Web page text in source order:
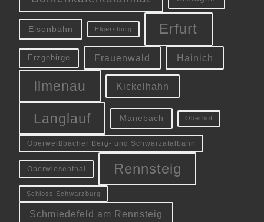
Eisenbahn Elgersburg Erfurt
Erzgebirge Frauenwald Hainich
Ilmenau Kickelhahn
Langlauf Manebach Oberhof
Oberweißbacher Berg- und Schwarzatalbahn
Oberwiesenthal Rennsteig
Schloss Schwarzburg
Schmiedefeld am Rennsteig